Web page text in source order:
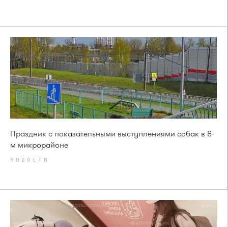
Праздник с показательными выступлениями собак в 8-
м микрорайоне
НОВОСТИ